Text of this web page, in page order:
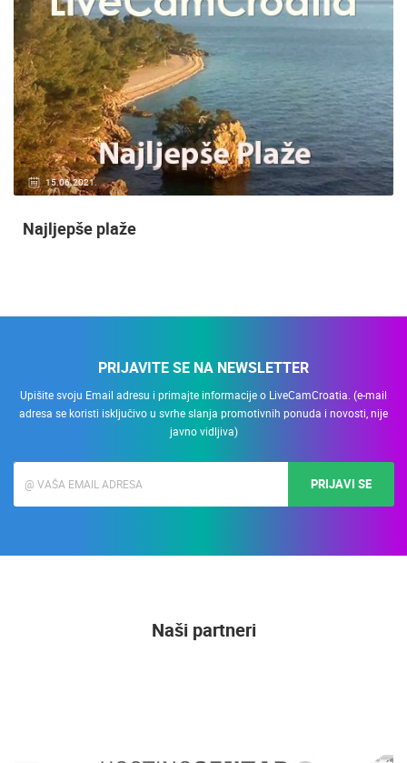
15.06.2021.
Najljepše plaže
PRIJAVITE SE NA NEWSLETTER
Upišite svoju Email adresu i primajte informacije o LiveCamCroatia. (e-mail
adresa se koristi isključivo u svrhe slanja promotivnih ponuda i novosti, nije
javno vidljiva)
PRIJAVI SE
Naši partneri